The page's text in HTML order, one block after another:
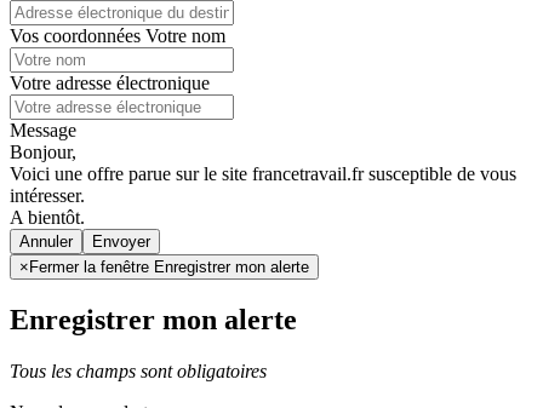
Vos coordonnées Votre nom
Votre adresse électronique
Message
Bonjour,
Voici une offre parue sur le site francetravail.fr susceptible de vous
intéresser.
A bientôt.
Annuler
× Fermer la fenêtre Enregistrer mon alerte
Enregistrer mon alerte
Tous les champs sont obligatoires